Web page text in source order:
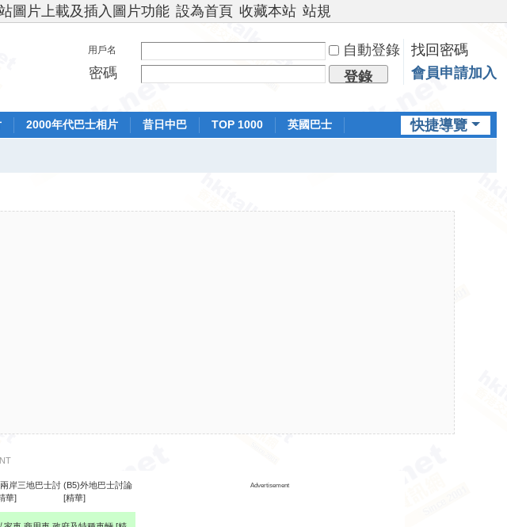
圖片上載及插入圖片功能 設為首頁 收藏本站 站規
用戶名 自動登錄
找回密碼
密碼
登錄 會員申請加入
快捷導覽
2000年代巴士相片 昔日中巴 TOP 1000
英國巴士
岸三地巴士討
華]
(B5)外地巴士討論
[精華]
Advertisement